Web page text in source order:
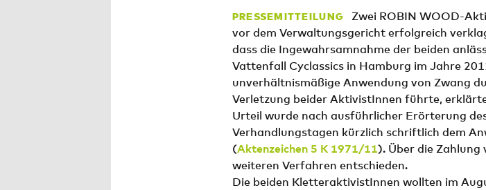
PRESSEMITTEILUNG
Zwei ROBIN WOOD-
vor dem Verwaltungsgericht erfolgreich
dass die Ingewahrsamnahme der beiden
Vattenfall Cyclassics in Hamburg im Jahre
unverhältnismäßige Anwendung von Zwang
Verletzung beider AktivistInnen führte,
Urteil wurde nach ausführlicher Erörterung
Verhandlungstagen kürzlich schriftlich dem
(Aktenzeichen 5 K 1971/11). Über die Zahlung
weiteren Verfahren entschieden.
Die beiden KletteraktivistInnen wollten im